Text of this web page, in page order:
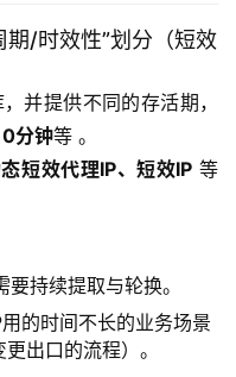
期/时效性”划分（短效
并提供不同的存活期，
分钟等 。
短效代理IP、短效IP 等
持续提取与轮换。
的时间不长的业务场景
出口的流程）。